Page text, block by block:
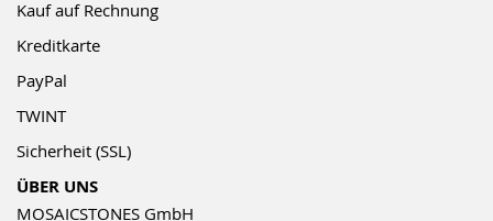
Kauf auf Rechnung
Kreditkarte
PayPal
TWINT
Sicherheit (SSL)
ÜBER UNS
MOSAICSTONES GmbH